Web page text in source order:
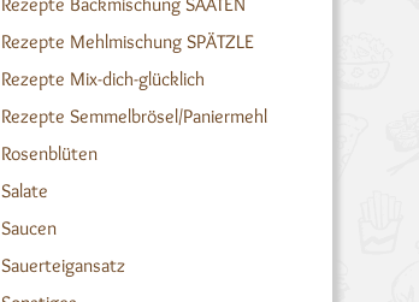
Rezepte Mehlmischung SPÄTZLE
Rezepte Mix-dich-glücklich
Rezepte Semmelbrösel/Paniermehl
Rosenblüten
Salate
Saucen
Sauerteigansatz